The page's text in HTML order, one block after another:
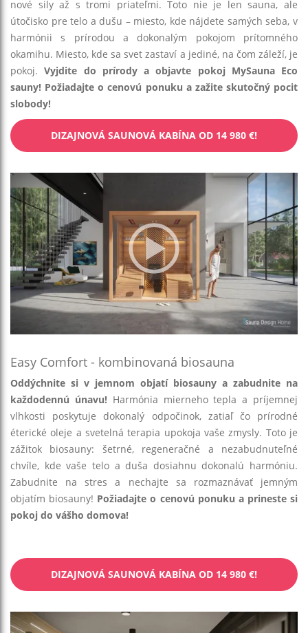
nové sily až s tromi priateľmi. Toto nie je len sauna, ale
útočisko pre telo a dušu – miesto, kde nájdete samých seba, v
harmónii s prírodou a dokonalým pokojom prítomného
okamihu. Miesto, kde sa svet zastaví a jediné, na čom záleží, je
pokoj.Vyjdite do prírody a objavte pokoj MySauna Eco
sauny! Požiadajte o cenovú ponuku a zažite skutočný pocit
slobody!
DIZAJNOVÁ SAUNOVÁ KABÍNA OD 14 980 €!
Easy Comfort - kombinovaná biosauna
Oddýchnite si v jemnom objatí biosauny a zabudnite na
každodennú únavu! Harmónia mierneho tepla a príjemnej
vlhkosti poskytuje dokonalý odpočinok, zatiaľ čo prírodné
éterické oleje a svetelná terapia upokoja vaše zmysly. Toto je
zážitok biosauny: šetrné, regeneračné a nezabudnuteľné
chvíle, kde vaše telo a duša dosiahnu dokonalú harmóniu.
Zabudnite na stres a nechajte sa rozmaznávať jemným
objatím biosauny! Požiadajte o cenovú ponuku a prineste si
pokoj do vášho domova!
DIZAJNOVÁ SAUNOVÁ KABÍNA OD 14 980 €!